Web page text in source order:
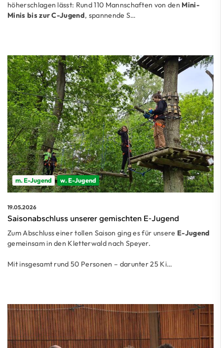
höherschlagen lässt: Rund 110 Mannschaften von den Mini-
Minis bis zur C-Jugend, spannende S…
m. E-Jugend w. E-Jugend
19.05.2026
Saisonabschluss unserer gemischten E-Jugend
Zum Abschluss einer tollen Saison ging es für unsere E-Jugend
gemeinsam in den Kletterwald nach Speyer.
Mit insgesamt rund 50 Personen – darunter 25 Ki…